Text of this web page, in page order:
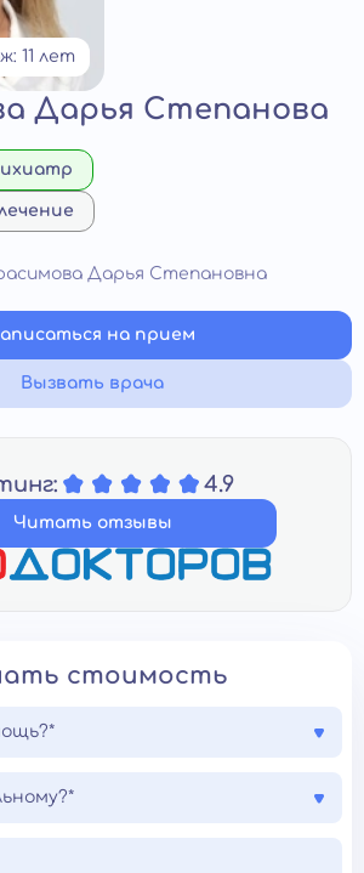
11 лет
Дарья Степанова
Дарья Степановна
на прием
Вызвать врача
4.9
Читать отзывы
стоимость